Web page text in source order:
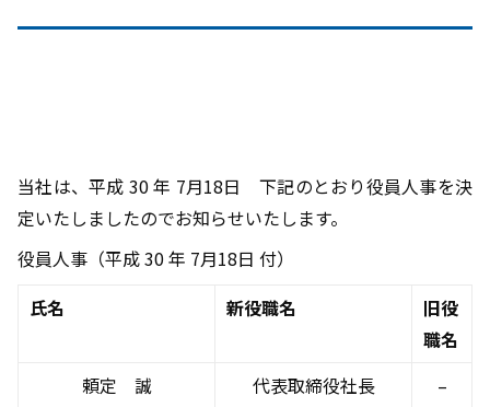
当社は、平成 30 年 7月18日 下記のとおり役員人事を決
定いたしましたのでお知らせいたします。
役員人事（平成 30 年 7月18日 付）
氏名
新役職名
旧役
職名
頼定 誠
代表取締役社長 –